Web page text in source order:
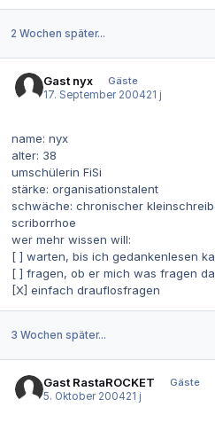
2 Wochen später...
Gast nyx
Gäste
17. September 200421 j
name: nyx
alter: 38
umschülerin FiSi
stärke: organisationstalent
schwäche: chronischer
scriborrhoe
wer mehr wissen will:
[ ] warten, bis ich gedankenlesen
[ ] fragen, ob er mich was fragen
[X] einfach drauflosfragen
3 Wochen später...
Gast RastaROCKET
Gäste
5. Oktober 200421 j